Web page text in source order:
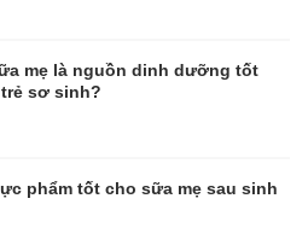
mẹ là nguồn dinh dưỡng tốt
sơ sinh?
phẩm tốt cho sữa mẹ sau sinh